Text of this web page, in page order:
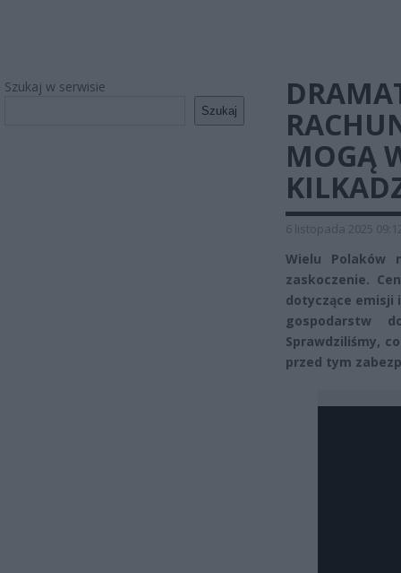
Szukaj w serwisie
Szukaj
MOGĄ
6 listopada 2025
Wielu Polaków
zaskoczenie.
dotyczące emisji
gospodarstw
Sprawdziliśmy,
przed tym